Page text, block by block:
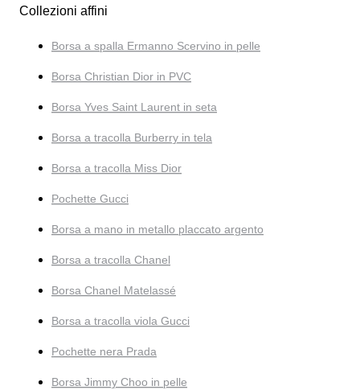
Collezioni affini
Borsa a spalla Ermanno Scervino in pelle
Borsa Christian Dior in PVC
Borsa Yves Saint Laurent in seta
Borsa a tracolla Burberry in tela
Borsa a tracolla Miss Dior
Pochette Gucci
Borsa a mano in metallo placcato argento
Borsa a tracolla Chanel
Borsa Chanel Matelassé
Borsa a tracolla viola Gucci
Pochette nera Prada
Borsa Jimmy Choo in pelle